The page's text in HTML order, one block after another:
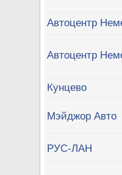
Автоцентр
Автоцентр
Кунцево
Мэйджор Авто
РУС-ЛАН